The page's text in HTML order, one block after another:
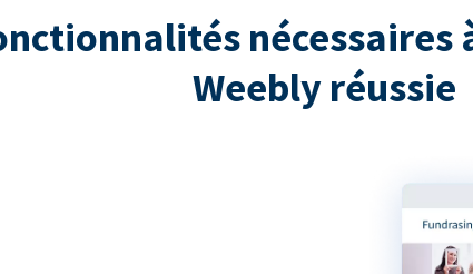
nécessaires
Weebly réussie